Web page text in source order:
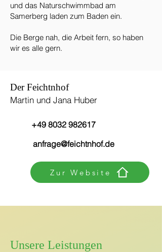
und das Naturschwimmbad am
Samerberg laden zum Baden ein.
Die Berge nah, die Arbeit fern, so haben
wir es alle gern.
Der Feichtnhof
Martin und Jana Huber
+49 8032 982617
anfrage@feichtnhof.de
Zur Website
Unsere Leistungen